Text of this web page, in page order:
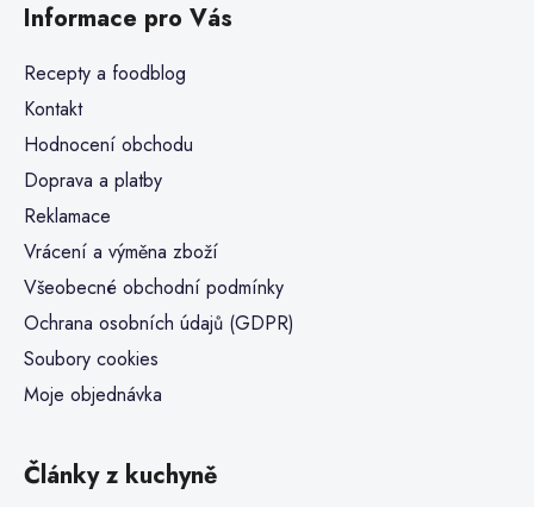
Informace pro Vás
Recepty a foodblog
Kontakt
Hodnocení obchodu
Doprava a platby
Reklamace
Vrácení a výměna zboží
Všeobecné obchodní podmínky
Ochrana osobních údajů (GDPR)
Soubory cookies
Moje objednávka
Články z kuchyně